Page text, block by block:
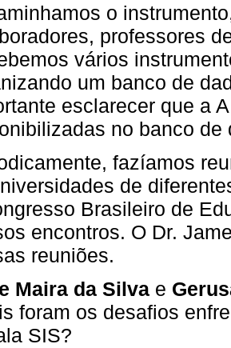
o
professores
vários
um banco de
esclarecer que a
no banco de
fazíamos
de
Brasileiro de
encontros. O Dr.
reuniões.
Maira da Silva e
foram os desafios
SIS?